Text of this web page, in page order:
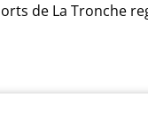
de La Tronche